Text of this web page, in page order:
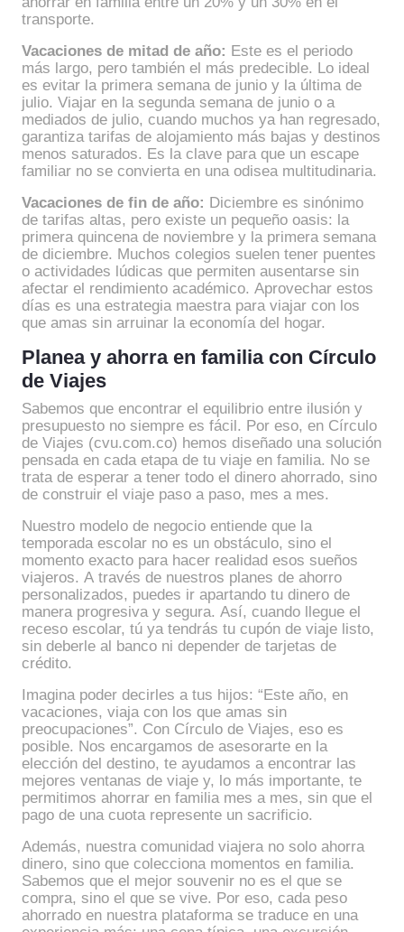
transporte.
Vacaciones de mitad de año: Este es el periodo
más largo, pero también el más predecible. Lo ideal
es evitar la primera semana de junio y la última de
julio. Viajar en la segunda semana de junio o a
mediados de julio, cuando muchos ya han regresado,
garantiza tarifas de alojamiento más bajas y destinos
menos saturados. Es la clave para que un escape
familiar no se convierta en una odisea multitudinaria.
Vacaciones de fin de año: Diciembre es sinónimo
de tarifas altas, pero existe un pequeño oasis: la
primera quincena de noviembre y la primera semana
de diciembre. Muchos colegios suelen tener puentes
o actividades lúdicas que permiten ausentarse sin
afectar el rendimiento académico. Aprovechar estos
días es una estrategia maestra para viajar con los
que amas sin arruinar la economía del hogar.
Planea y ahorra en familia con Círculo
de Viajes
Sabemos que encontrar el equilibrio entre ilusión y
presupuesto no siempre es fácil. Por eso, en Círculo
de Viajes (cvu.com.co) hemos diseñado una solución
pensada en cada etapa de tu viaje en familia. No se
trata de esperar a tener todo el dinero ahorrado, sino
de construir el viaje paso a paso, mes a mes.
Nuestro modelo de negocio entiende que la
temporada escolar no es un obstáculo, sino el
momento exacto para hacer realidad esos sueños
viajeros. A través de nuestros planes de ahorro
personalizados, puedes ir apartando tu dinero de
manera progresiva y segura. Así, cuando llegue el
receso escolar, tú ya tendrás tu cupón de viaje listo,
sin deberle al banco ni depender de tarjetas de
crédito.
Imagina poder decirles a tus hijos: “Este año, en
vacaciones, viaja con los que amas sin
preocupaciones”. Con Círculo de Viajes, eso es
posible. Nos encargamos de asesorarte en la
elección del destino, te ayudamos a encontrar las
mejores ventanas de viaje y, lo más importante, te
permitimos ahorrar en familia mes a mes, sin que el
pago de una cuota represente un sacrificio.
Además, nuestra comunidad viajera no solo ahorra
dinero, sino que colecciona momentos en familia.
Sabemos que el mejor souvenir no es el que se
compra, sino el que se vive. Por eso, cada peso
ahorrado en nuestra plataforma se traduce en una